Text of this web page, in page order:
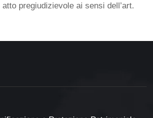
pregiudizievole ai sensi dell’art.